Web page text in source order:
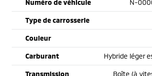
Numéro de véhicule N-
Type de carrosserie
Couleur
Carburant Hybride léger
Transmission Boîte (à